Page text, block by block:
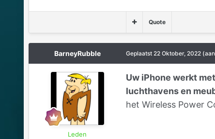
Quote
BarneyRubble
Leden
Geplaatst 22 Oktober, 2022
Uw iPhone werkt
luchthavens en
het Wireless Power